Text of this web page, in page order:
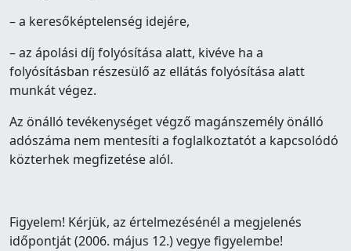
– a keresőképtelenség idejére,
– az ápolási díj folyósítása alatt, kivéve ha a
folyósításban részesülő az ellátás folyósítása alatt
munkát végez.
Az önálló tevékenységet végző magánszemély önálló
adószáma nem mentesíti a foglalkoztatót a kapcsolódó
közterhek megfizetése alól.
Figyelem! Kérjük, az értelmezésénél a megjelenés
időpontját (2006. május 12.) vegye figyelembe!